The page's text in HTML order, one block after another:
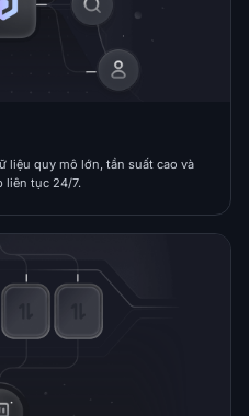
liệu quy mô lớn, tần suất cao và
liên tục 24/7.